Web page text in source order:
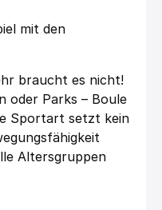
mit den
braucht es nicht!
oder Parks – Boule
Sportart setzt kein
Altersgruppen